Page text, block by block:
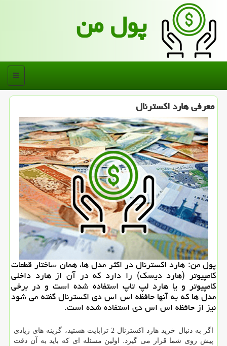
پول من
منو
معرفی هارد اكسترنال
پول من: هارد اكسترنال در اكثر مدل ها، همان ساختار قطعات
كامپیوتر (هارد دیسك) را دارد كه در آن از هارد داخلی
كامپیوتر و یا هارد لپ تاپ استفاده شده است و در برخی
مدل ها كه به آنها حافظه اس اس دی اكسترنال گفته می شود
نیز از حافظه اس اس دی استفاده شده است.
اگر به دنبال خرید هارد اکسترنال 2 ترابایت هستید، گزینه های زیادی
پیش روی شما قرار می گیرد. اولین مسئله ای که باید به آن دقت